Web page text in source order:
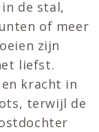
de stal,
of meer
zijn
liefst.
kracht in
terwijl de